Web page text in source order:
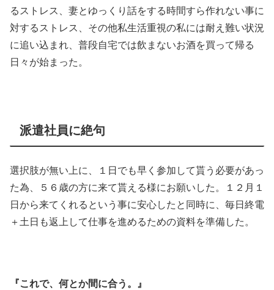
るストレス、妻とゆっくり話をする時間すら作れない事に
対するストレス、その他私生活重視の私には耐え難い状況
に追い込まれ、普段自宅では飲まないお酒を買って帰る
日々が始まった。
派遣社員に絶句
選択肢が無い上に、１日でも早く参加して貰う必要があっ
た為、５６歳の方に来て貰える様にお願いした。１２月１
日から来てくれるという事に安心したと同時に、毎日終電
＋土日も返上して仕事を進めるための資料を準備した。
『これで、何とか間に合う。』